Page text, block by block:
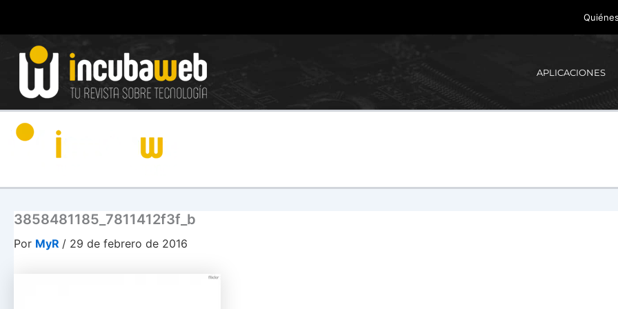
contenido
APLICACIONES
3858481185_7811412f3f_b
Por MyR / 29 de febrero de 2016